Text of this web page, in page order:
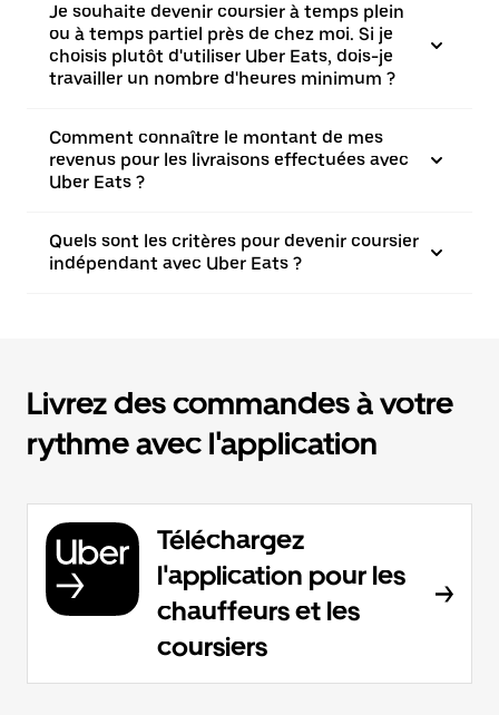
Je souhaite devenir coursier à temps plein
ou à temps partiel près de chez moi. Si je
choisis plutôt d'utiliser Uber Eats, dois-je
travailler un nombre d'heures minimum ?
Comment connaître le montant de mes
revenus pour les livraisons effectuées avec
Uber Eats ?
Quels sont les critères pour devenir coursier
indépendant avec Uber Eats ?
Livrez des commandes à votre
rythme avec l'application
Téléchargez
l'application pour les
chauffeurs et les
coursiers